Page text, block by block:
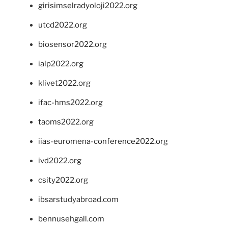
girisimselradyoloji2022.org
utcd2022.org
biosensor2022.org
ialp2022.org
klivet2022.org
ifac-hms2022.org
taoms2022.org
iias-euromena-conference2022.org
ivd2022.org
csity2022.org
ibsarstudyabroad.com
bennusehgall.com